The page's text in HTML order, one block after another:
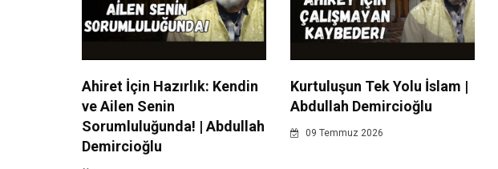
Ahiret İçin Hazırlık: Kendin
ve Ailen Senin
Sorumluluğunda! | Abdullah
Demircioğlu
Kurtuluşun Tek Yolu İslam |
Abdullah Demircioğlu
09 Temmuz 2026